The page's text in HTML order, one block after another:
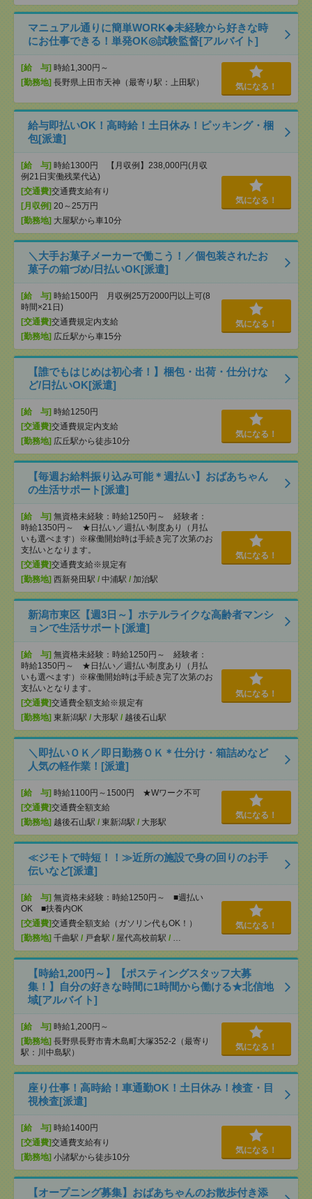
マニュアル通りに簡単WORK◆未経験から好きな時
にお仕事できる！単発OK◎試験監督[アルバイト]
[給 与] 時給1,300円～
[勤務地] 長野県上田市天神（最寄り駅：上田駅） 気になる！
給与即払いOK！高時給！土日休み！ピッキング・梱
包[派遣]
[給 与] 時給1300円 【月収例】238,000円(月収
例21日実働残業代込)
[交通費]交通費支給有り
[月収例] 20～25万円
[勤務地] 大屋駅から車10分
気になる！
＼大手お菓子メーカーで働こう！／個包装されたお
菓子の箱づめ/日払いOK[派遣]
[給 与] 時給1500円 月収例25万2000円以上可(8
時間×21日)
[交通費]交通費規定内支給
[勤務地] 広丘駅から車15分
気になる！
【誰でもはじめは初心者！】梱包・出荷・仕分けな
ど/日払いOK[派遣]
[給 与] 時給1250円
[交通費]交通費規定内支給
[勤務地] 広丘駅から徒歩10分
気になる！
【毎週お給料振り込み可能＊週払い】おばあちゃん
の生活サポート[派遣]
[給 与] 無資格未経験：時給1250円～ 経験者：
時給1350円～ ★日払い／週払い制度あり（月払
いも選べます）※稼働開始時は手続き完了次第のお
支払いとなります。
[交通費]交通費支給※規定有
[勤務地] 西新発田駅 / 中浦駅 / 加治駅
気になる！
新潟市東区【週3日～】ホテルライクな高齢者マンシ
ョンで生活サポート[派遣]
[給 与] 無資格未経験：時給1250円～ 経験者：
時給1350円～ ★日払い／週払い制度あり（月払
いも選べます）※稼働開始時は手続き完了次第のお
支払いとなります。
[交通費]交通費全額支給※規定有
[勤務地] 東新潟駅 / 大形駅 / 越後石山駅
気になる！
＼即払いＯＫ／即日勤務ＯＫ＊仕分け・箱詰めなど
人気の軽作業！[派遣]
[給 与] 時給1100円～1500円 ★Wワーク不可
[交通費]交通費全額支給
[勤務地] 越後石山駅 / 東新潟駅 / 大形駅
気になる！
≪ジモトで時短！！≫近所の施設で身の回りのお手
伝いなど[派遣]
[給 与] 無資格未経験：時給1250円～ ■週払い
OK ■扶養内OK
[交通費]交通費全額支給（ガソリン代もOK！）
[勤務地] 千曲駅 / 戸倉駅 / 屋代高校前駅 / …
気になる！
【時給1,200円～】【ポスティングスタッフ大募
集！】自分の好きな時間に1時間から働ける★北信地
域[アルバイト]
[給 与] 時給1,200円～
[勤務地] 長野県長野市青木島町大塚352-2（最寄り
駅：川中島駅）
気になる！
座り仕事！高時給！車通勤OK！土日休み！検査・目
視検査[派遣]
[給 与] 時給1400円
[交通費]交通費支給有り
[勤務地] 小諸駅から徒歩10分
気になる！
【オープニング募集】おばあちゃんのお散歩付き添